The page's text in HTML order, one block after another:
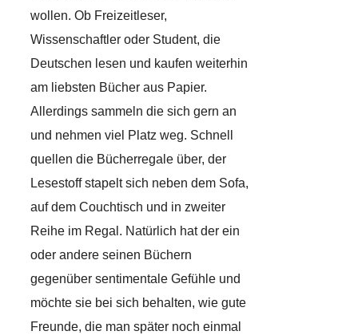
wollen. Ob Freizeitleser,
Wissenschaftler oder Student, die
Deutschen lesen und kaufen weiterhin
am liebsten Bücher aus Papier.
Allerdings sammeln die sich gern an
und nehmen viel Platz weg. Schnell
quellen die Bücherregale über, der
Lesestoff stapelt sich neben dem Sofa,
auf dem Couchtisch und in zweiter
Reihe im Regal. Natürlich hat der ein
oder andere seinen Büchern
gegenüber sentimentale Gefühle und
möchte sie bei sich behalten, wie gute
Freunde, die man später noch einmal